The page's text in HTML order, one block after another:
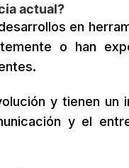
actual?
en
o han
y tienen un
y el